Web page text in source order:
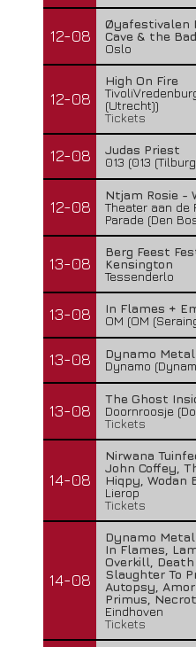
12-08
Øyafestivalen
Cave & the
Oslo
12-08
High On Fire
(Utrecht))
Tickets
12-08
Judas Priest
013 (013
12-08
Ntjam Rosie -
Theater aan de
Parade (Den
13-08
Berg Feest
Kensington
Tessenderlo
13-08
In Flames +
OM (OM
13-08
Dynamo
Dynamo
13-08
The Ghost
Doornroosje
Tickets
14-08
Nirwana
John Coffey,
Hiqpy, Wodan
Lierop
Tickets
14-08
Dynamo
In Flames,
Overkill,
Slaughter To
Autopsy,
Primus, Necrot
Eindhoven
Tickets